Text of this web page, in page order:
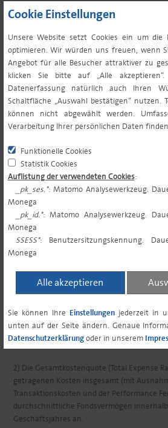
Cookie Einstellungen
Unsere Website setzt Cookies ein um
optimieren. Wir würden uns freuen, wenn
Angebot für alle Besucher attraktiver zu
klicken Sie bitte auf „Alle
Datenerfassung natürlich auch Ihren
Schaltfläche „Auswahl bestätigen“ nutzen.
können nicht abgewählt werden.
Verarbeitung Ihrer persönlichen Daten
Funktionelle Cookies
Statistik Cookies
Auflistung der verwendeten Cookies:
_pk_ses.*: Matomo Analysewerkzeug.
Monega
_pk_id.*: Matomo Analysewerkzeug.
Monega
SSESS*: Benutzersitzungskennung.
Monega
Alle akzeptieren
Sie können Ihre Einstellungenjederzeit in
unten auf der Seite ändern. Genaue
Datenschutzerklärungoder in unserem
MINDESTERSTANLAGE³
MINDESTFOLGENANLAGE³
SPARPLANFÄHIGKEIT
ORDERSCHLUSSZEITEN
VL-FÄHIGKEIT
1) Angaben zur Verwahrstelle inkl. MwSt
2) Die Gesamtkostenquote (Total Expense
getragenen Kosten insgesamt (mit
Transaktionskosten und der Performance
durchschnittliche Fondsvermögen
Geschäftsjahres an.